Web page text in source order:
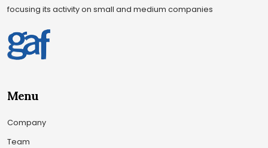
focusing its activity on small and medium companies
Menu
Company
Team